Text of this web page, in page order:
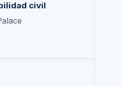
civil